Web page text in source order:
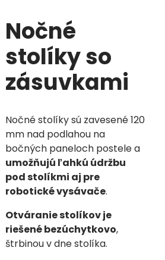
Nočné
stolíky so
zásuvkami
Nočné stolíkysú zavesené 120
mm nad podlahou na
bočných paneloch postele a
umožňujú ľahkú údržbu
pod stolíkmi aj pre
robotické vysávače.
Otváranie stolíkov je
riešené bezúchytkovo,
štrbinou v dne stolíka.